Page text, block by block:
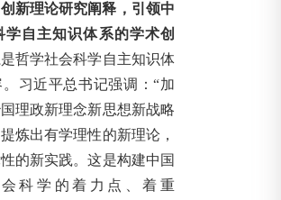
新理论研究阐释，引领中
学自主知识体系的学术创
哲学社会科学自主知识体
习近平总书记强调：“加
理政新理念新思想新战略
炼出有学理性的新理论，
的新实践。这是构建中国
科学的着力点、着重